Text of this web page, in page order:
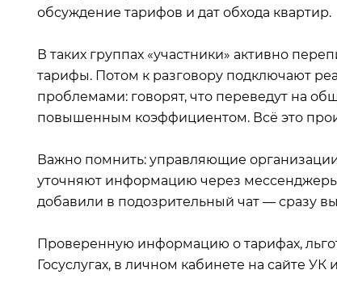
обсуждение тарифов и дат обхода квартир.
В таких группах «участники» активно
тарифы. Потом к разговору подключают
проблемами: говорят, что переведут на
повышенным коэффициентом. Всё это
Важно помнить: управляющие
уточняют информацию через
добавили в подозрительный чат — сразу
Проверенную информацию о тарифах,
Госуслугах, в личном кабинете на сайте